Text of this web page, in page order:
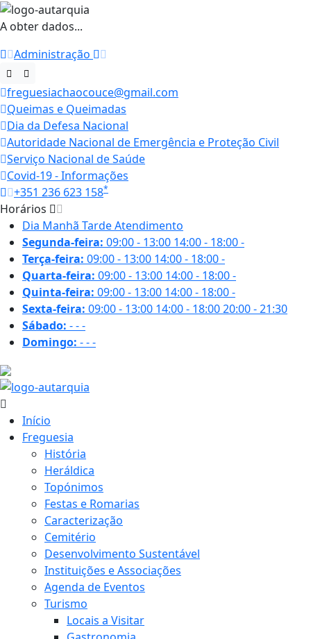
A obter dados...
Administração
freguesiachaocouce@gmail.com
Queimas e Queimadas
Dia da Defesa Nacional
Autoridade Nacional de Emergência e Proteção Civil
Serviço Nacional de Saúde
Covid-19 - Informações
+351 236 623 158*
Horários
Dia Manhã TardeAtendimento
Segunda-feira: 09:00 - 13:00 14:00 - 18:00-
Terça-feira: 09:00 - 13:00 14:00 - 18:00-
Quarta-feira: 09:00 - 13:00 14:00 - 18:00-
Quinta-feira: 09:00 - 13:00 14:00 - 18:00-
Sexta-feira: 09:00 - 13:00 14:00 - 18:0020:00 - 21:30
Sábado: ---
Domingo: ---
Início
Freguesia
História
Heráldica
Topónimos
Festas e Romarias
Caracterização
Cemitério
Desenvolvimento Sustentável
Instituições e Associações
Agenda de Eventos
Turismo
Locais a Visitar